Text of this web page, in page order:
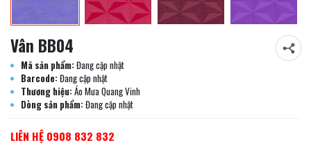
Vân BB04
Mã sản phẩm:Đang cập nhật
Barcode:Đang cập nhật
Thương hiệu:Áo Mưa Quang Vinh
Dòng sản phẩm:Đang cập nhật
LIÊN HỆ 0908 832 832